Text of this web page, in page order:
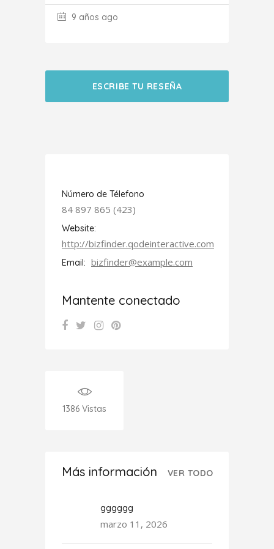
9 años ago
ESCRIBE TU RESEÑA
Número de Télefono
84 897 865 (423)
Website:
http://bizfinder.qodeinteractive.com
Email: bizfinder@example.com
Mantente conectado
1386 Vistas
Más información VER TODO
gggggg
marzo 11, 2026